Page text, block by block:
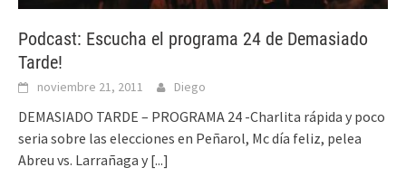
Podcast: Escucha el programa 24 de Demasiado
Tarde!
noviembre 21, 2011 Diego
DEMASIADO TARDE – PROGRAMA 24 -Charlita rápida y poco
seria sobre las elecciones en Peñarol, Mc día feliz, pelea
Abreu vs. Larrañaga y [...]